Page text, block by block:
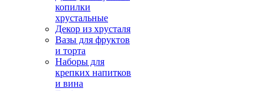
копилки
хрустальные
Декор из хрусталя
Вазы для фруктов
и торта
Наборы для
крепких напитков
и вина